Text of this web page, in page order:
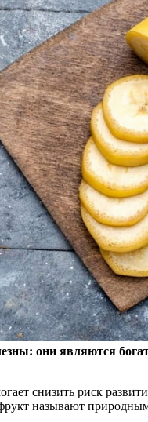
они являются
снизить риск
называют